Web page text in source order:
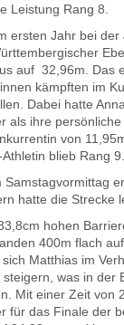
Leistung Rang 8.
ersten Jahr bei
auf 32,96m. Das
kämpften im
Dabei hatte
ihre
von
blieb Rang 9.
hatte die Strecke
hohen
400m flach
Matthias im
was in der
Mit einer Zeit von
für das Finale der